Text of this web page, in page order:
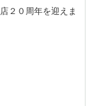
２０周年を迎えま